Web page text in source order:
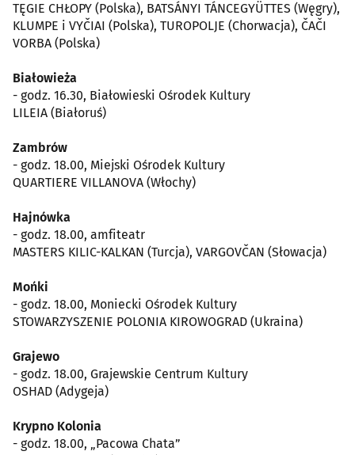
TĘGIE CHŁOPY (Polska), BATSÁNYI TÁNCEGYÜTTES (Węgry),
KLUMPE i VYČIAI (Polska), TUROPOLJE (Chorwacja), ČAČI
VORBA (Polska)
Białowieża
- godz. 16.30, Białowieski Ośrodek Kultury
LILEIA (Białoruś)
Zambrów
- godz. 18.00, Miejski Ośrodek Kultury
QUARTIERE VILLANOVA (Włochy)
Hajnówka
- godz. 18.00, amfiteatr
MASTERS KILIC-KALKAN (Turcja), VARGOVČAN (Słowacja)
Mońki
- godz. 18.00, Moniecki Ośrodek Kultury
STOWARZYSZENIE POLONIA KIROWOGRAD (Ukraina)
Grajewo
- godz. 18.00, Grajewskie Centrum Kultury
OSHAD (Adygeja)
Krypno Kolonia
- godz. 18.00, „Pacowa Chata”